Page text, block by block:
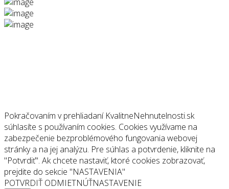
Pokračovaním v prehliadaní KvalitneNehnutelnosti.sk
súhlasíte s používaním cookies. Cookies využívame na
zabezpečenie bezproblémového fungovania webovej
stránky a na jej analýzu. Pre súhlas a potvrdenie, kliknite na
"Potvrdiť". Ak chcete nastaviť, ktoré cookies zobrazovať,
prejdite do sekcie "NASTAVENIA"
POTVRDIŤ ODMIETNÚŤNASTAVENIE